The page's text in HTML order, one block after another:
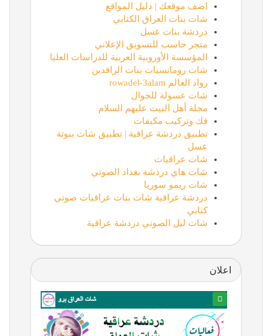
اضف موقعك | دليل المواقع
شات بنات العراق الكتابي
دردشة بنات عسل
متجر حاسب للتسويق الإعلاني
المؤسسة الأوروبية العربية للدراسات العليا
شات رومانسيات بنات الرافدين
رواد العالم rowadel-3alam
شات عسولة للجوال
مجلة أهل البيت عليهم السلام
فك وتركيب مكيفات
تطبيق دردشة عراقية | تطبيق شات بنوتة
عسل
شات عراقيات
شات هاي دردشة بغداد الصوتي
شات ريمو سوريا
دردشة عراقية شات بنات عراقيات صوتي
كتابي
شات ليل الصوتي دردشة عراقية
اعلان